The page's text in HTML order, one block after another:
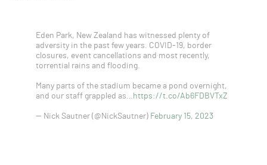
Eden Park, New Zealand has witnessed plenty of
adversity in the past few years. COVID-19, border
closures, event cancellations and most recently,
torrential rains and flooding.
Many parts of the stadium became a pond overnight,
and our staff grappled as… https://t.co/Ab6FDBVTxZ
— Nick Sautner (@NickSautner) February 15, 2023